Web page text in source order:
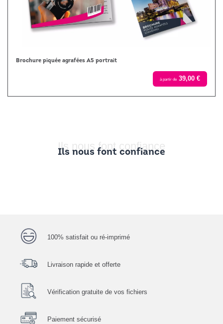
Brochure piquée agrafées A5 portrait
à partir de 39,00 €
Ils nous font confiance
Ils nous font confiance
100% satisfait ou ré-imprimé
Livraison rapide et offerte
Vérification gratuite de vos fichiers
Paiement sécurisé